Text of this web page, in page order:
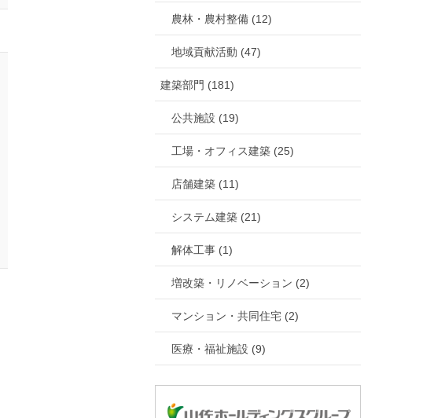
農林・農村整備 (12)
地域貢献活動 (47)
建築部門 (181)
公共施設 (19)
工場・オフィス建築 (25)
店舗建築 (11)
システム建築 (21)
解体工事 (1)
増改築・リノベーション (2)
マンション・共同住宅 (2)
医療・福祉施設 (9)